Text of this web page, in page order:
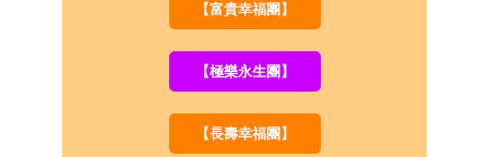
【富貴幸福團】
【極樂永生團】
【長壽幸福團】